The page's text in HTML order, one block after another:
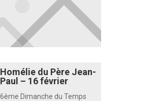
Homélie du Père Jean-
Paul – 16 février
6ème Dimanche du Temps